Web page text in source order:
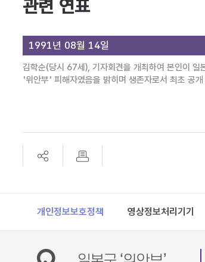
관련 연표
1991년 08월 14일
김학순(당시 67세), 기자회견을 개최하여 본인이 일
'위안부' 피해자였음을 밝히며 생존자로서 최초 공개
Footer
개인정보보호정책 영상정보처리기기